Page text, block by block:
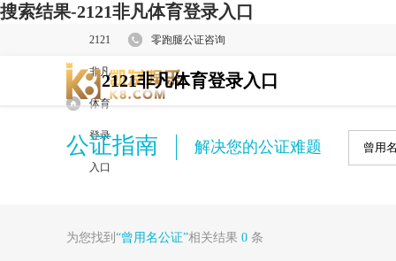
搜索结果-2121非凡体育登录入口
2121
非凡
体育
登录
入口
零跑腿公证咨询
2121非凡体育登录入口
公证指南 解决您的公证难题
为您找到 “曾用名公证”相关结果 0 条